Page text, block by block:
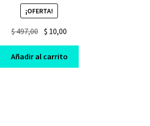
¡OFERTA!
$497,00 Original
price
was:
$ 497,00.
$ 10,00
price
is:
$ 10,00.
Añadir al carrito